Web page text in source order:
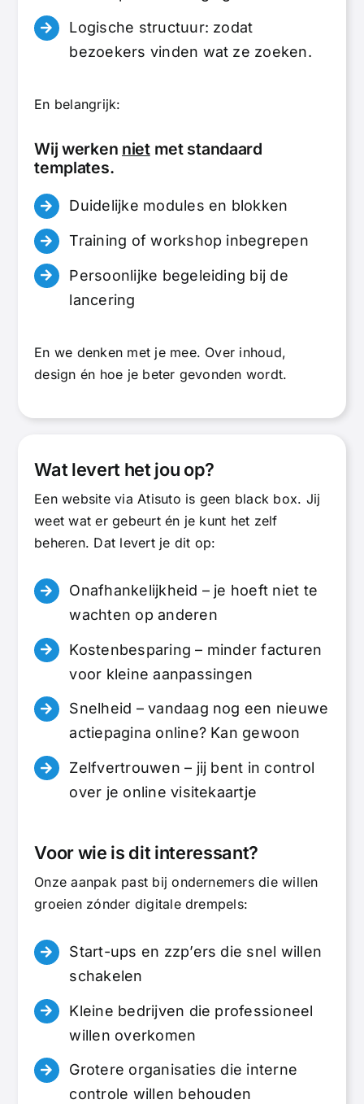
Logische structuur: zodat
bezoekers vinden wat ze zoeken.
En belangrijk:
Wij werken nietmet standaard
templates.
Duidelijke modules en blokken
Training of workshop inbegrepen
Persoonlijke begeleiding bij de
lancering
En we denken met je mee. Over inhoud,
design én hoe je beter gevonden wordt.
Wat levert het jou op?
Een website via Atisuto is geen black box. Jij
weet wat er gebeurt én je kunt het zelf
beheren. Dat levert je dit op:
Onafhankelijkheid – je hoeft niet te
wachten op anderen
Kostenbesparing – minder facturen
voor kleine aanpassingen
Snelheid – vandaag nog een nieuwe
actiepagina online? Kan gewoon
Zelfvertrouwen – jij bent in control
over je online visitekaartje
Voor wie is dit interessant?
Onze aanpak past bij ondernemers die willen
groeien zónder digitale drempels:
Start-ups en zzp’ers die snel willen
schakelen
Kleine bedrijven die professioneel
willen overkomen
Grotere organisaties die interne
controle willen behouden